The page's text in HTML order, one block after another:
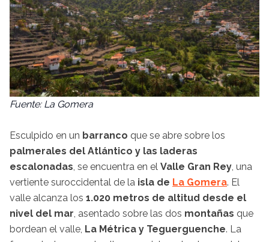
Fuente: La Gomera
Esculpido en un barranco que se abre sobre los
palmerales del Atlántico y las laderas
escalonadas , se encuentra en el Valle Gran Rey , una
vertiente suroccidental de la isla de La Gomera. El
valle alcanza los 1.020 metros de altitud desde el
nivel del mar , asentado sobre las dos montañas que
bordean el valle, La Métrica y Teguerguenche. La